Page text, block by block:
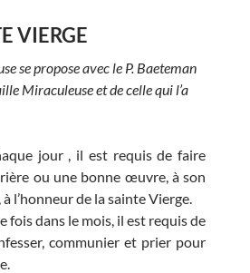
VIERGE
se propose avec le P. Baeteman
Miraculeuse et de celle qui l’a
jour , il est requis de faire
ou une bonne œuvre, à son
l’honneur de la sainte Vierge.
fois dans le mois, il est requis de
communier et prier pour